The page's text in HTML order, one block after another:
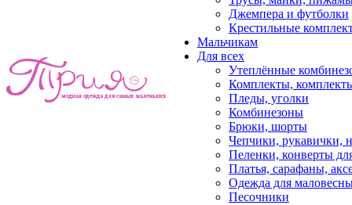
Джемпера и футболки
Крестильные
Мальчикам
Для всех
Утеплённые
Комплекты,
Пледы, уголки
Комбинезоны
Брюки, шорты
Чепчики, рукавички,
Пеленки, конверты
Платья, сарафаны,
Одежда для
Песочники